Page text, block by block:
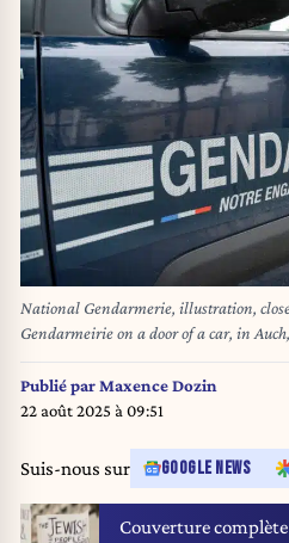
National Gendarmerie, illustration,
Gendarmeirie on a door of a car, in
nationale, illustration, gros plan sur l
portiere d une voiture, a Auch, le 14 juillet 2025. Jean-Marc
Lucas / Hans Lucas via AFP
Publié parMaxence Dozin
22 août 2025 à 09:51
Suis-nous sur GOOGLE NEWS
Couverture